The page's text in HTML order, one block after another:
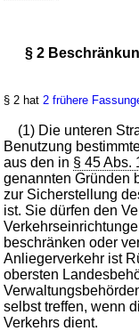
§ 2
§ 2 hat 2 frühere
(1) Die unteren
Benutzung
aus den in § 45 Abs.
genannten Gründen
zur Sicherstellung
ist. Sie dürfen den
beschränken oder
Anliegerverkehr ist
obersten
selbst treffen, wenn
Verkehrs dient.